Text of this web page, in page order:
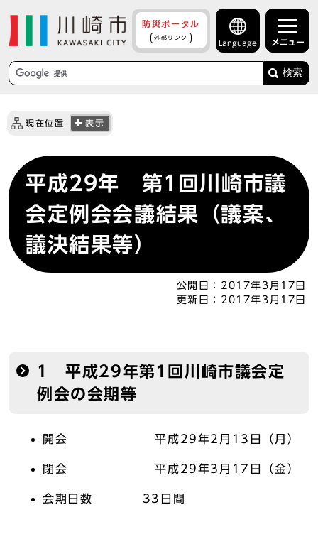
防災ポータル
外部リンク
Language メニュー
検索
現在位置 表示
平成29年 第1回川崎市議
会定例会会議結果（議案、
議決結果等）
公開日： 2017年3月17日
更新日： 2017年3月17日
1 平成29年第1回川崎市議会定
例会の会期等
開会 平成29年2月13日（月）
閉会 平成29年3月17日（金）
会期日数 33日間